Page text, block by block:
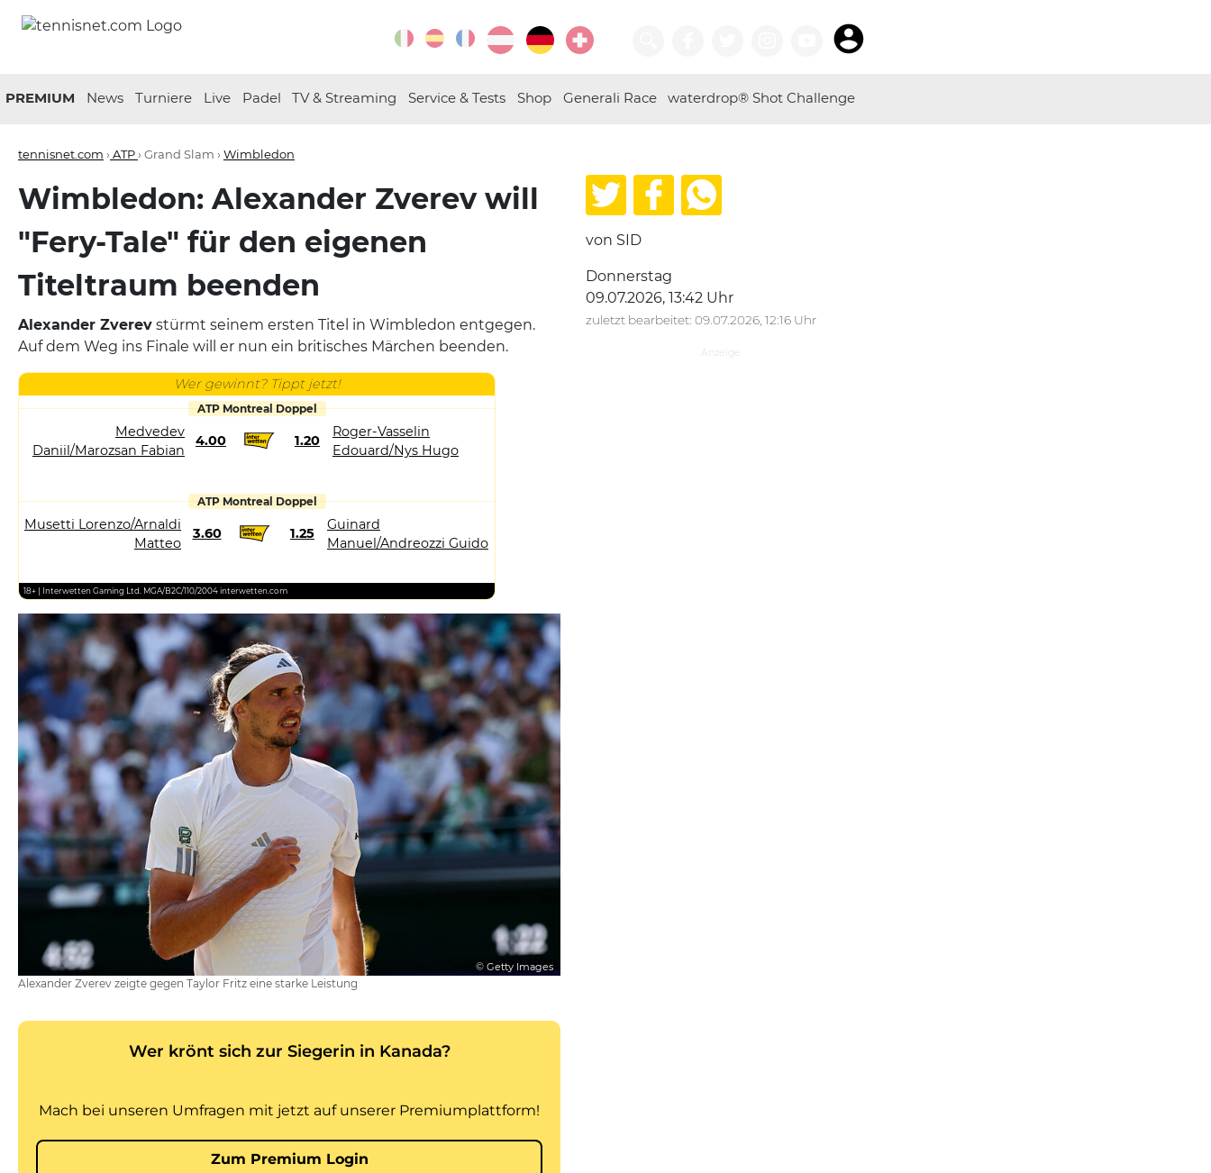
PREMIUM News Turniere Live Padel TV & Streaming Service & Tests Shop Generali Race waterdrop® Shot Challenge
tennisnet.com › ATP› Grand Slam › Wimbledon
Wimbledon: Alexander Zverev will
"Fery-Tale" für den eigenen
Titeltraum beenden
Alexander Zverev stürmt seinem ersten Titel in Wimbledon entgegen.
Auf dem Weg ins Finale will er nun ein britisches Märchen beenden.
Wer gewinnt? Tippt jetzt!
ATP Montreal Doppel
Medvedev
Daniil/Marozsan Fabian
4.00 1.20
Roger-Vasselin
Edouard/Nys Hugo
ATP Montreal Doppel
Musetti Lorenzo/Arnaldi
Matteo
3.60 1.25
Guinard
Manuel/Andreozzi Guido
18+ | Interwetten Gaming Ltd. MGA/B2C/110/2004 interwetten.com
© Getty Images
Alexander Zverev zeigte gegen Taylor Fritz eine starke Leistung
von SID
Donnerstag
09.07.2026, 13:42 Uhr
zuletzt bearbeitet: 09.07.2026, 12:16 Uhr